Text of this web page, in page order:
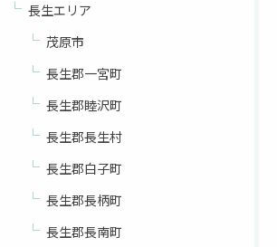
長生エリア
茂原市
長生郡一宮町
長生郡睦沢町
長生郡長生村
長生郡白子町
長生郡長柄町
長生郡長南町